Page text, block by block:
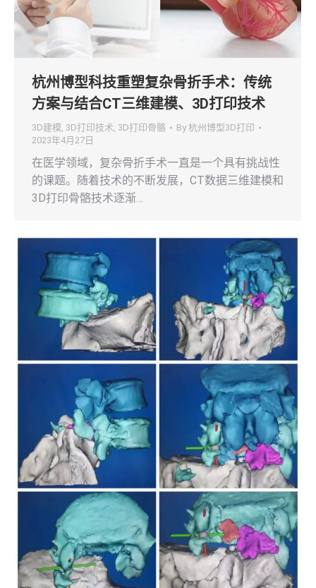
杭州博型科技重塑复杂骨折手术：传统
方案与结合CT三维建模、3D打印技术
3D建模 3D打印技术 3D打印骨骼 By 杭州博型3D打印
2023年4月27日
在医学领域，复杂骨折手术一直是一个具有挑战性
的课题。随着技术的不断发展，CT数据三维建模和
3D打印骨骼技术逐渐…